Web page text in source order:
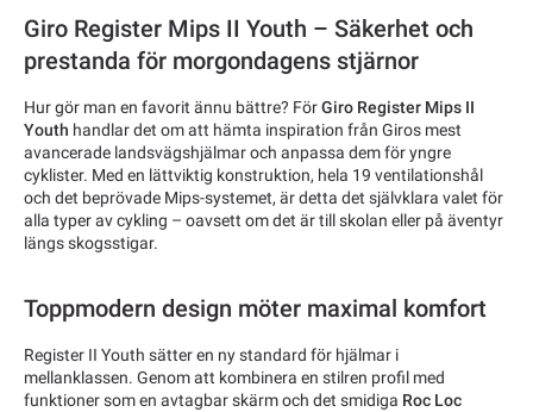
Giro Register Mips II Youth – Säkerhet och
prestanda för morgondagens stjärnor
Hur gör man en favorit ännu bättre? FörGiro Register Mips II
Youth handlar det om att hämta inspiration från Giros mest
avancerade landsvägshjälmar och anpassa dem för yngre
cyklister. Med en lättviktig konstruktion, hela 19 ventilationshål
och det beprövade Mips-systemet, är detta det självklara valet för
alla typer av cykling – oavsett om det är till skolan eller på äventyr
längs skogsstigar.
Toppmodern design möter maximal komfort
Register II Youth sätter en ny standard för hjälmar i
mellanklassen. Genom att kombinera en stilren profil med
funktioner som en avtagbar skärm och det smidiga Roc Loc